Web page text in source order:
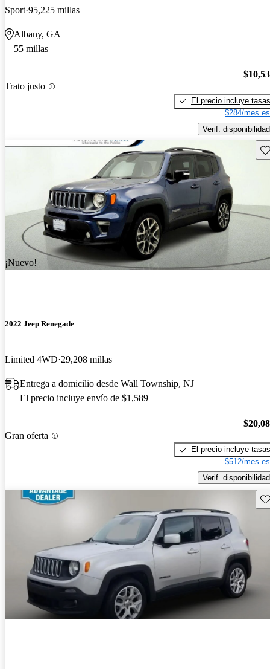
Sport 95,225 millas
Albany, GA
55 millas
Trato justo
El precio incluye tasas
$284/mes
Verif. disponibilidad
¡Nuevo!
2022 Jeep Renegade
Limited 4WD 29,208 millas
Entrega a domicilio desde Wall Township, NJ
El precio incluye envío de $1,589
Gran oferta
El precio incluye tasas
$512/mes
Verif. disponibilidad